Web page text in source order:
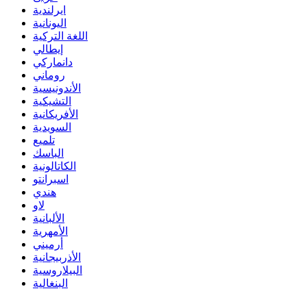
ايرلندية
اليونانية
اللغة التركية
إيطالي
دانماركي
روماني
الأندونيسية
التشيكية
الأفريكانية
السويدية
تلميع
الباسك
الكاتالونية
اسبرانتو
هندي
لاو
الألبانية
الأمهرية
أرميني
الأذربيجانية
البيلاروسية
البنغالية